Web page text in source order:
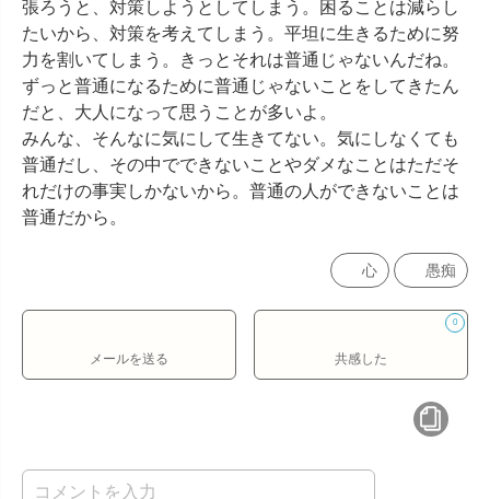
張ろうと、対策しようとしてしまう。困ることは減らし
たいから、対策を考えてしまう。平坦に生きるために努
力を割いてしまう。きっとそれは普通じゃないんだね。
ずっと普通になるために普通じゃないことをしてきたん
だと、大人になって思うことが多いよ。
みんな、そんなに気にして生きてない。気にしなくても
普通だし、その中でできないことやダメなことはただそ
れだけの事実しかないから。普通の人ができないことは
普通だから。
心 愚痴
メールを送る
0
共感した